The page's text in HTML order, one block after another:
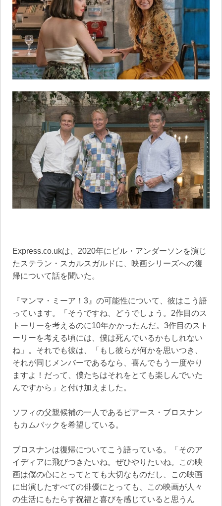
Express.co.ukは、2020年にビル・アンダーソンを演じ
たステラン・スカルスガルドに、映画シリーズへの復
帰について話を聞いた。
『マンマ・ミーア！3』の可能性について、彼はこう語
っています。「そうですね、どうでしょう。2作目のス
トーリーを考えるのに10年かかったんだ。3作目のスト
ーリーを考える頃には、僕は死んでいるかもしれない
ね」。それでも彼は、「もし彼らが何かを思いつき、
それが同じメンバーであるなら、喜んでもう一度やり
ますよ！だって、僕たちはそれをとても楽しんでいた
んですから」と付け加えました。
ソフィの父親候補の一人であるピアース・ブロスナン
もカムバックを希望している。
ブロスナンは復帰についてこう語っている。「そのア
イディアに飛びつきたいね。ぜひやりたいね。この映
画は僕の心にとってとても大切なものだし、この映画
に出演したすべての俳優にとっても、この映画が人々
の生活にもたらす祝福と喜びを感じていると思うん